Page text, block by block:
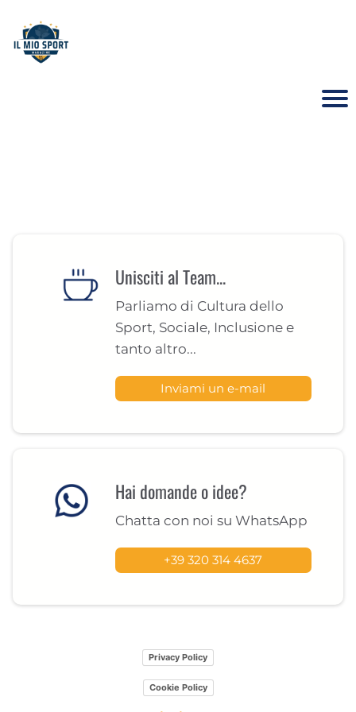
Unisciti al Team...
Parliamo di Cultura dello
Sport, Sociale, Inclusione e
tanto altro...
Inviami un e-mail
Hai domande o idee?
Chatta con noi su WhatsApp
+39 320 314 4637
Privacy Policy
Cookie Policy